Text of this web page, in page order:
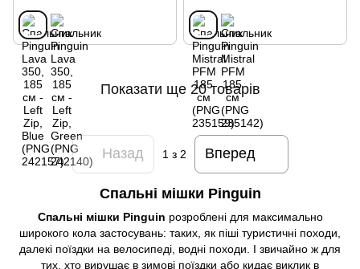
Показати ще 20 товарів
Назад 1 з 2 Вперед
Спальні мішки Pinguin
Спальні мішки Pinguin розроблені для максимально
широкого кола застосувань: таких, як піші туристичні походи,
далекі поїздки на велосипеді, водні походи. І звичайно ж для
тих, хто вирушає в зимові поїздки або кидає виклик в